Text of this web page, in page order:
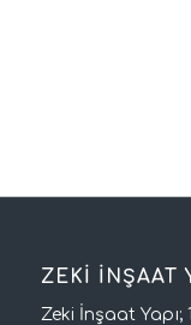
ZEKİ İNŞAAT
Zeki İnşaat Yapı;